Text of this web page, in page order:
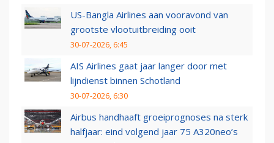
US-Bangla Airlines aan vooravond van
grootste vlootuitbreiding ooit
30-07-2026, 6:45
AIS Airlines gaat jaar langer door met
lijndienst binnen Schotland
30-07-2026, 6:30
Airbus handhaaft groeiprognoses na sterk
halfjaar: eind volgend jaar 75 A320neo’s